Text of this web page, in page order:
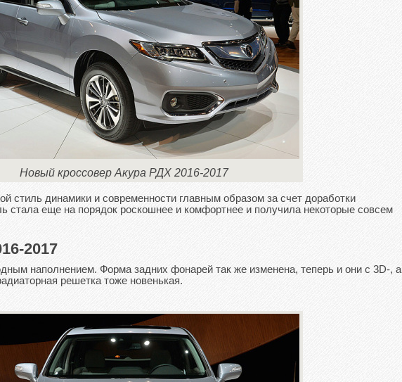
Новый кроссовер Акура РДХ 2016-2017
стиль динамики и современности главным образом за счет доработки
стала еще на порядок роскошнее и комфортнее и получила некоторые совсем
2017
наполнением. Форма задних фонарей так же изменена, теперь и они с 3D-, а
решетка тоже новенькая.